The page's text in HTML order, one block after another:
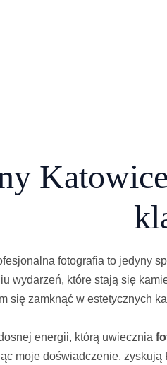
fotografia to jedyny
wydarzeń, które stają się
się zamknąć w estetycznych
energii, którą uwiecznia
moje doświadczenie,